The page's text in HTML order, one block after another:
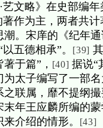
·艺文略》在史部编
作为主，两者共计
。宋庠的《纪年
以五德相承”。 [39]
于篇”， [40] 据说“
太子编写了一部
联属，靡不提纲撮
年王应麟所编的
介绍的情形。
[43]